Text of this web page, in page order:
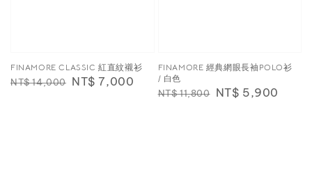
FINAMORE CLASSIC 紅直紋襯衫
Regular
NT$ 14,000 Sale
NT$ 7,000
FINAMORE 經典網眼長袖POLO衫
/ 白色
Regular
NT$ 11,800 Sale
NT$ 5,900